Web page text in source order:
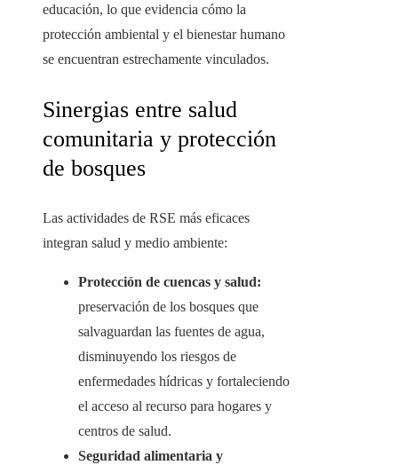
educación, lo que evidencia cómo la
protección ambiental y el bienestar humano
se encuentran estrechamente vinculados.
Sinergias entre salud
comunitaria y protección
de bosques
Las actividades de RSE más eficaces
integran salud y medio ambiente:
Protección de cuencas y salud:
preservación de los bosques que
salvaguardan las fuentes de agua,
disminuyendo los riesgos de
enfermedades hídricas y fortaleciendo
el acceso al recurso para hogares y
centros de salud.
Seguridad alimentaria y